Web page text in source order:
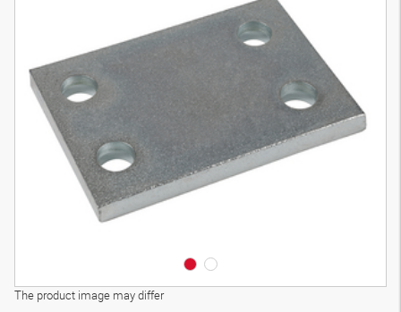
The product image may differ